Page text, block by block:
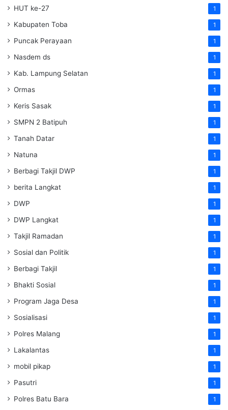
HUT ke-27 1
Kabupaten Toba 1
Puncak Perayaan 1
Nasdem ds 1
Kab. Lampung Selatan 1
Ormas 1
Keris Sasak 1
SMPN 2 Batipuh 1
Tanah Datar 1
Natuna 1
Berbagi Takjil DWP 1
berita Langkat 1
DWP 1
DWP Langkat 1
Takjil Ramadan 1
Sosial dan Politik 1
Berbagi Takjil 1
Bhakti Sosial 1
Program Jaga Desa 1
Sosialisasi 1
Polres Malang 1
Lakalantas 1
mobil pikap 1
Pasutri 1
Polres Batu Bara 1